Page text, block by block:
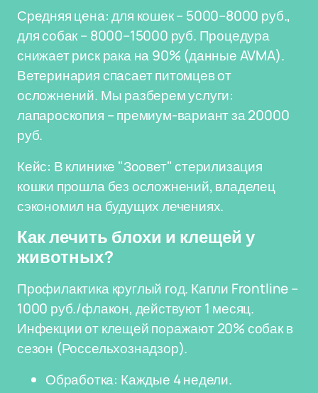
Средняя цена: для кошек – 5000–8000 руб.,
для собак – 8000–15000 руб. Процедура
снижает риск рака на 90% (данные AVMA).
Ветеринария спасает питомцев от
осложнений. Мы разберем услуги:
лапароскопия – премиум-вариант за 20000
руб.
Кейс: В клинике "Зоовет" стерилизация
кошки прошла без осложнений, владелец
сэкономил на будущих лечениях.
Как лечить блохи и клещей у
животных?
Профилактика круглый год. Капли Frontline –
1000 руб./флакон, действуют 1 месяц.
Инфекции от клещей поражают 20% собак в
сезон (Россельхознадзор).
Обработка: Каждые 4 недели.